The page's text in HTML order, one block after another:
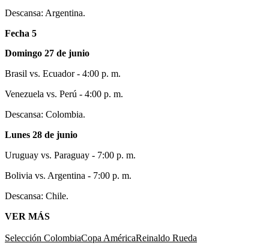
Descansa: Argentina.
Fecha 5
Domingo 27 de junio
Brasil vs. Ecuador - 4:00 p. m.
Venezuela vs. Perú - 4:00 p. m.
Descansa: Colombia.
Lunes 28 de junio
Uruguay vs. Paraguay - 7:00 p. m.
Bolivia vs. Argentina - 7:00 p. m.
Descansa: Chile.
VER MÁS
Selección ColombiaCopa AméricaReinaldo Rueda